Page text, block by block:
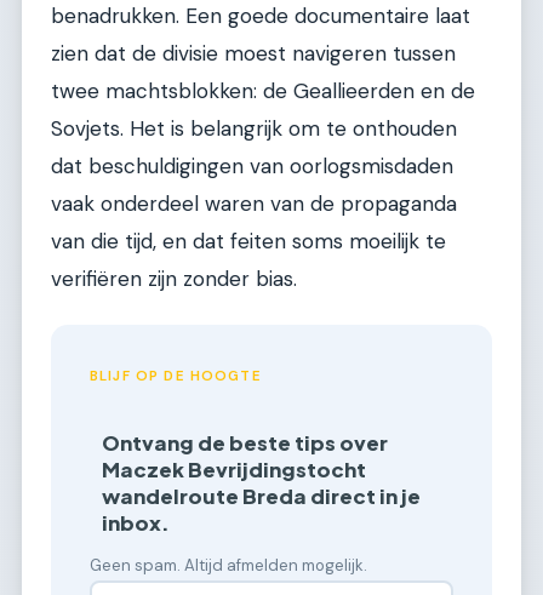
benadrukken. Een goede documentaire laat
zien dat de divisie moest navigeren tussen
twee machtsblokken: de Geallieerden en de
Sovjets. Het is belangrijk om te onthouden
dat beschuldigingen van oorlogsmisdaden
vaak onderdeel waren van de propaganda
van die tijd, en dat feiten soms moeilijk te
verifiëren zijn zonder bias.
BLIJF OP DE HOOGTE
Ontvang de beste tips over
Maczek Bevrijdingstocht
wandelroute Breda direct in je
inbox.
Geen spam. Altijd afmelden mogelijk.